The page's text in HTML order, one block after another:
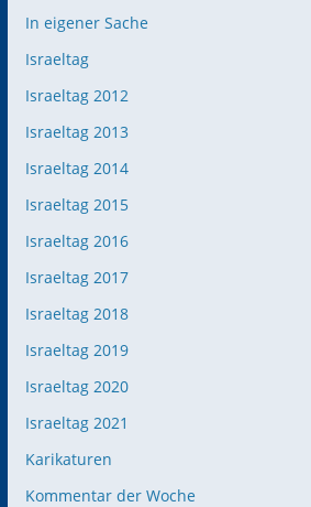
In eigener Sache
Israeltag
Israeltag 2012
Israeltag 2013
Israeltag 2014
Israeltag 2015
Israeltag 2016
Israeltag 2017
Israeltag 2018
Israeltag 2019
Israeltag 2020
Israeltag 2021
Karikaturen
Kommentar der Woche